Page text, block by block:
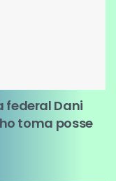
federal Dani
toma posse